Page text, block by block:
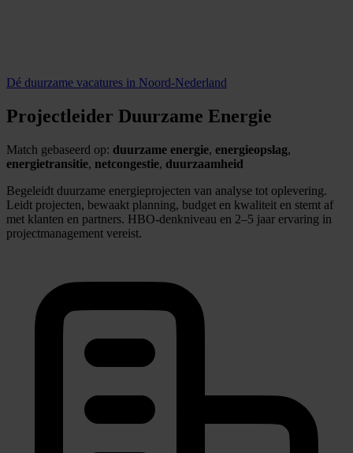
Dé duurzame vacatures in Noord-Nederland
Projectleider Duurzame Energie
Match gebaseerd op: duurzame energie, energieopslag,
energietransitie, netcongestie, duurzaamheid
Begeleidt duurzame energieprojecten van analyse tot oplevering.
Leidt projecten, bewaakt planning, budget en kwaliteit en stemt af
met klanten en partners. HBO-denkniveau en 2–5 jaar ervaring in
projectmanagement vereist.